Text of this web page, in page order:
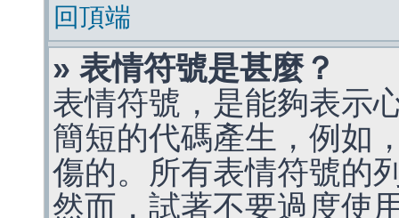
回頂端
» 表情符號是甚麼？
表情符號，是能夠表示
簡短的代碼產生，例如
傷的。所有表情符號的
然而，試著不要過度使